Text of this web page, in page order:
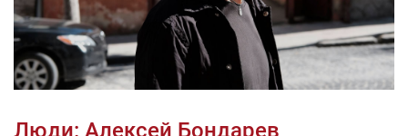
Люди: Алексей Бондарев